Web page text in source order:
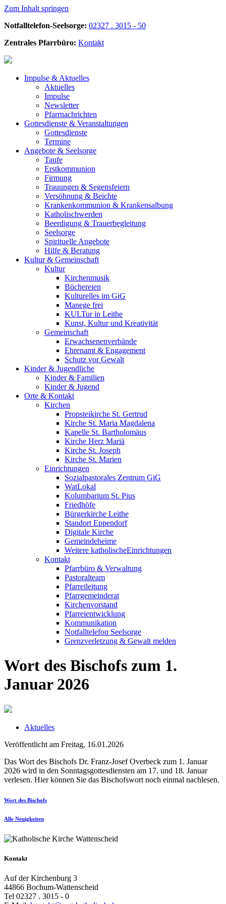
Zum Inhalt springen
Notfalltelefon-Seelsorge: 02327 . 3015 - 50
Zentrales Pfarrbüro: Kontakt
Impulse & Aktuelles
Aktuelles
Impulse
Newsletter
Pfarrnachrichten
Gottesdienste & Veranstaltungen
Gottesdienste
Termine
Angebote & Seelsorge
Taufe
Erstkommunion
Firmung
Trauungen & Segensfeiern
Versöhnung & Beichte
Krankenkommunion & Krankensalbung
Katholischwerden
Beerdigung & Trauerbegleitung
Seelsorge
Spirituelle Angebote
Hilfe & Beratung
Kultur & Gemeinschaft
Kultur
Kirchenmusik
Büchereien
Kulturelles im GiG
Manege frei
KULTur in Leithe
Kunst, Kultur und Kreativität
Gemeinschaft
Erwachsenenverbände
Ehrenamt & Engagement
Schutz vor Gewalt
Kinder & Jugendliche
Kinder & Familien
Kinder & Jugend
Orte & Kontakt
Kirchen
Propsteikirche St. Gertrud
Kirche St. Maria Magdalena
Kapelle St. Bartholomäus
Kirche Herz Mariä
Kirche St. Joseph
Kirche St. Marien
Einrichtungen
Sozialpastorales Zentrum GiG
WatLokal
Kolumbarium St. Pius
Friedhöfe
Bürgerkirche Leithe
Standort Eppendorf
Digitale Kirche
Gemeindeheime
Weitere katholische­­Einrichtungen
Kontakt
Pfarrbüro & Verwaltung
Pastoralteam
Pfarreileitung
Pfarrgemeinderat
Kirchenvorstand
Pfarreientwicklung
Kommunikation
Notfalltelefon Seelsorge
Grenzverletzung & Gewalt melden
Wort des Bischofs zum 1.
Januar 2026
Aktuelles
Veröffentlicht am Freitag, 16.01.2026
Das Wort des Bischofs Dr. Franz-Josef Overbeck zum 1. Januar
2026 wird in den Sonntagsgottesdiensten am 17. und 18. Januar
verlesen. Hier können Sie das Bischofswort noch einmal nachlesen.
Wort des Bischofs
Alle Neuigkeiten
Kontakt
Auf der Kirchenburg 3
44866 Bochum-Wattenscheid
Tel 02327 . 3015 - 0